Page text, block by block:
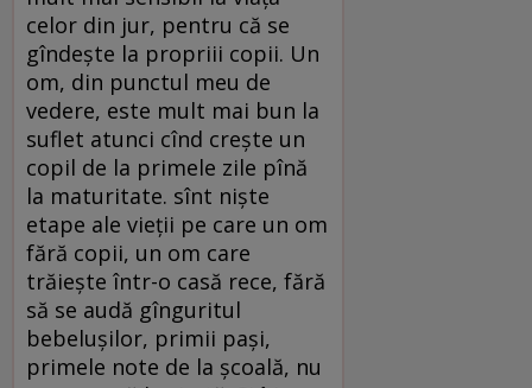
celor din jur, pentru că se
gîndeşte la propriii copii. Un
om, din punctul meu de
vedere, este mult mai bun la
suflet atunci cînd creşte un
copil de la primele zile pînă
la maturitate. sînt nişte
etape ale vieţii pe care un om
fără copii, un om care
trăieşte într-o casă rece, fără
să se audă gînguritul
bebeluşilor, primii paşi,
primele note de la şcoală, nu